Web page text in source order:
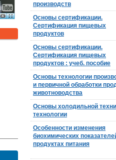
производств
Основы сертификации.
Сертификация пищевых
продуктов
Основы сертификации.
Сертификация пищевых
продуктов : учеб. пособие
Основы технологии
и первичной обработки
животноводства
Основы холодильной
технологии
Особенности изменения
биохимических
продуктах питания